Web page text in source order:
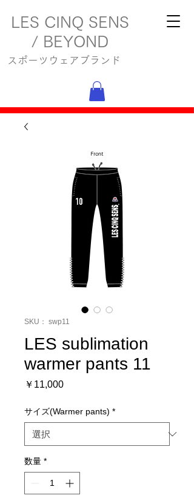
LES CINQ SENS
/ BEYOND
スポーツウェアブランド
SKU： swp11
LES sublimation
warmer pants 11
￥11,000価
サイズ(Warmer pants) *
数量 *